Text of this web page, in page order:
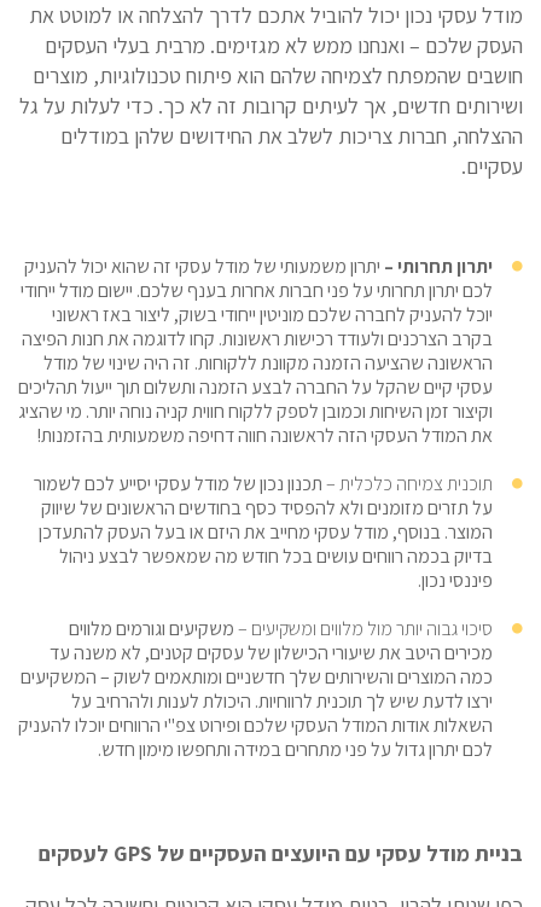
מודל עסקי נכון יכול להוביל אתכם לדרך להצלחה או למוטט את
העסק שלכם – ואנחנו ממש לא מגזימים. מרבית בעלי העסקים
חושבים שהמפתח לצמיחה שלהם הוא פיתוח טכנולוגיות, מוצרים
ושירותים חדשים, אך לעיתים קרובות זה לא כך. כדי לעלות על גל
ההצלחה, חברות צריכות לשלב את החידושים שלהן במודלים
עסקיים.
יתרון תחרותי – יתרון משמעותי של מודל עסקי זה שהוא יכול להעניק
לכם יתרון תחרותי על פני חברות אחרות בענף שלכם. יישום מודל ייחודי
יוכל להעניק לחברה שלכם מוניטין ייחודי בשוק, ליצור באז ראשוני
בקרב הצרכנים ולעודד רכישות ראשונות. קחו לדוגמה את חנות הפיצה
הראשונה שהציעה הזמנה מקוונת ללקוחות. זה היה שינוי של מודל
עסקי קיים שהקל על החברה לבצע הזמנה ותשלום תוך ייעול תהליכים
וקיצור זמן השיחות וכמובן לספק ללקוח חווית קניה נוחה יותר. מי שהציג
את המודל העסקי הזה לראשונה חווה דחיפה משמעותית בהזמנות!
תוכנית צמיחה כלכלית –תכנון נכון של מודל עסקי יסייע לכם לשמור
על תזרים מזומנים ולא להפסיד כסף בחודשים הראשונים של שיווק
המוצר. בנוסף, מודל עסקי מחייב את היזם או בעל העסק להתעדכן
בדיוק בכמה רווחים עושים בכל חודש מה שמאפשר לבצע ניהול
פיננסי נכון.
סיכוי גבוה יותר מול מלווים ומשקיעים –משקיעים וגורמים מלווים
מכירים היטב את שיעורי הכישלון של עסקים קטנים, לא משנה עד
כמה המוצרים והשירותים שלך חדשניים ומותאמים לשוק – המשקיעים
ירצו לדעת שיש לך תוכנית לרווחיות. היכולת לענות ולהרחיב על
השאלות אודות המודל העסקי שלכם ופירוט צפ"י הרווחים יוכלו להעניק
לכם יתרון גדול על פני מתחרים במידה ותחפשו מימון חדש.
בניית מודל עסקי עם היועצים העסקיים של GPS לעסקים